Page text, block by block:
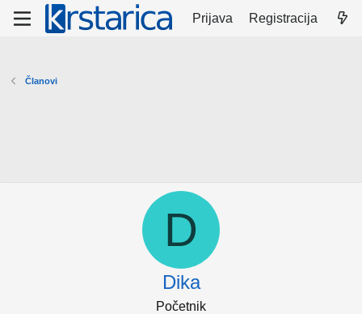
Prijava Registracija
Članovi
D
Dika
Početnik